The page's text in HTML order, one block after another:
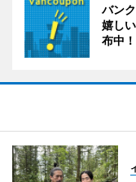
バン
嬉し
布中！